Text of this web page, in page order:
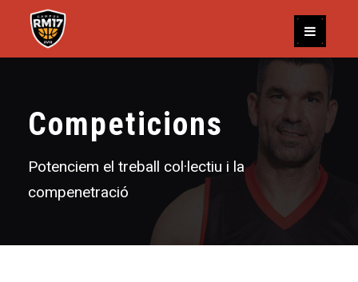
Competicions
Potenciem el treball col·lectiu i la
compenetració